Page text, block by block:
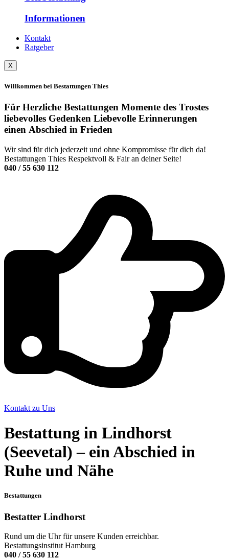
Informationen
Kontakt
Ratgeber
X
Willkommen bei Bestattungen Thies
Für Herzliche Bestattungen Momente des Trostes
liebevolles Gedenken Liebevolle Erinnerungen
einen Abschied in Frieden
Wir sind für dich jederzeit und ohne Kompromisse für dich da!
Bestattungen Thies Respektvoll & Fair an deiner Seite!
040 / 55 630 112
Kontakt zu Uns
Bestattung in Lindhorst
(Seevetal) – ein Abschied in
Ruhe und Nähe
Bestattungen
Bestatter Lindhorst
Rund um die Uhr für unsere Kunden erreichbar.
Bestattungsinstitut Hamburg
040 / 55 630 112